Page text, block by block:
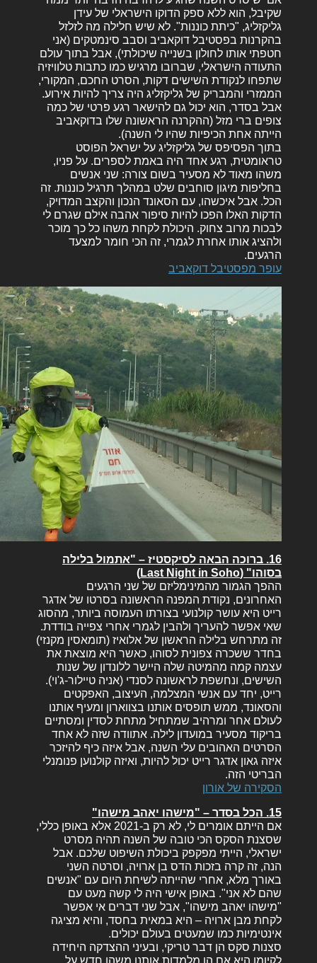
שקיבל, הוא ללא ספק הדוקו הישראלי של עידן
גליקזליג, "כיתת כוננות". לא שיש חלילה מה לזלזל
בהקרנות בפסטיבל דוקאביב וסבב סינמטקים (אני
חטפתי אותו לחולון בשנייה שיכולתי), אבל בתוך עולם
התעודה הישראלי, שברובו מרגיש כמו כתבות טלוויזיה
שתפחו לנקודת השישים דקות, הסרט החכם, המקורי,
הממזרי והמבריק של גליקזליג היה צריך להיות אירוע.
אבל בסדר, הוא יכול גם להישאר רגע פרטי של כמה
צופים ברי מזל (ההקרנה הראשונה שלו בדוקאביב
הייתה אחת הכיפיות שהיו לי השנה).
בתוך הפסיפס של גליקזליג על ישראל הפוסט
טראומטית, רגע אחד היה באמת לספרים. על פניו,
משהו מאוד לא מסעיר בשום צורה: שני אנשים
בחליפות מיגון סוחבים שלט במהלך תרגיל כוננות. זה
הכל. אבל איכשהו, עם הסאונד הנכון והקצב המדויק,
הדקות האלו הפכו להיות סיפור אהבה אילם שגרם לי
לבכות מרוב צחוק. היכולת לקחת משהו כל כך מוכר
ולהציג אותו אחרת לגמרי, זה הכי חומר למצעד
הרגעים.
עופר מפסטיבל דוקאביב
16. ברוכה הבאה לסיקסטיז – "אתמול בלילה
בסוהו" (Last Night in Soho)
ההפך הגמור מהמינימליזם של שני הרגעים
האחרונים, נקודת המפנה הראשונה בסרטו של אדגר
רייט היא עושר קולנועי בצורתו העמוסה ביותר, מהסוג
שאי אפשר להעריך ולהבין לגמרי אחרי צפייה בודדת.
זה מתרחש בלילה הראשון של אלואיז (תומאסין מקנזי)
בחדר ששכרה צפונית לסוהו, כאשר היא מוצאת את
עצמה קמה מהמיטה שלה היישר ללונדון של שנות
השישים, ונחשפת לראשונה לסנדי (אניה טיילור-ג'וי).
רייט, יחד עם אנשי המצלמה, העיצוב, האפקטים
והסאונד, ממש תופסים אותנו בצווארון ומעיף אותנו
לעולם אחר ומרהיב שמתחיל מתחת לסדין ומסתיים
בריקוד מסעיר במועדון לילה. אתוודה שזה לא אחד
הסרטים האהובים עלי השנה, אבל איזה כיף להיזכר
איזה גאון אדגר רייט יכול להיות, ואיזה קולנוען פנומנלי
הבריטי הזה.
הסקירה של אורון
15. הכל בסדר – "מישהו יאהב מישהו"
אם הייתם אומרים לי, לא רק ב-2021 אלא באופן כללי,
שסצנת הסקס הכי טובה של השנה תהיה מסרט
ישראלי, הייתי מפקפק ביכולת השיפוט שלכם. אבל
הנה, זה קרה בזכות הדס בן ארויה, וסרטה השני
באורך מלא, אחרי שהייתה לשיחת היום עם "אנשים
שהם לא אני". באופן אישי היה לי קשה מעט עם
"מישהו יאהב מישהו", אבל שני דברים אי אפשר
לקחת מבן ארויה – היא במאית בחסד, והיא מציגה
אינטימיות כמו שמעטים בעולם יכולים.
סצנות סקס הן דבר טריקי, ובעיני ההצדקה היחידה
לקיומן היא אם הן מלמדות אותנו משהו חדש על